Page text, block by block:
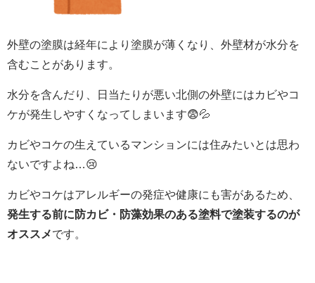
外壁の塗膜は経年により塗膜が薄くなり、外壁材が水分を
含むことがあります。
水分を含んだり、日当たりが悪い北側の外壁にはカビやコ
ケが発生しやすくなってしまいます😨💦
カビやコケの生えているマンションには住みたいとは思わ
ないですよね…😢
カビやコケはアレルギーの発症や健康にも害があるため、
発生する前に防カビ・防藻効果のある塗料で塗装するのが
オススメです。